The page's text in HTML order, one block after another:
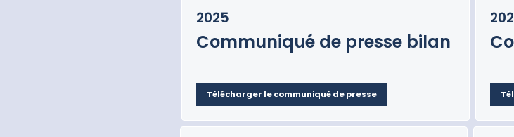
2025
Communiqué de presse bilan
Télécharger le communiqué de presse